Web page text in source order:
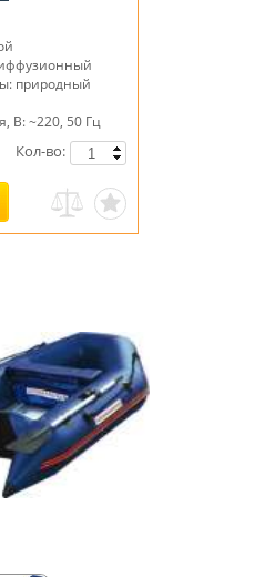
природный
В: ~220, 50 Гц
Кол-во: